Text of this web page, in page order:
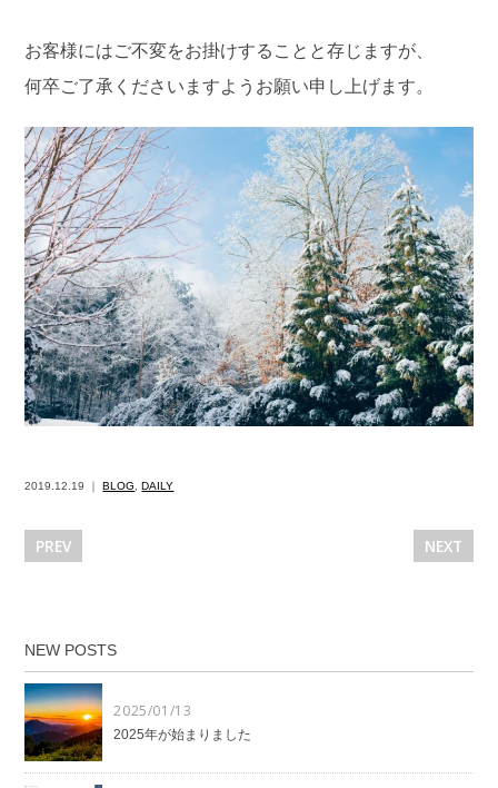
お客様にはご不変をお掛けすることと存じますが、
何卒ご了承くださいますようお願い申し上げます。
2019.12.19 ｜BLOG ,DAILY
PREV NEXT
NEW POSTS
2025/01/13
2025年が始まりました